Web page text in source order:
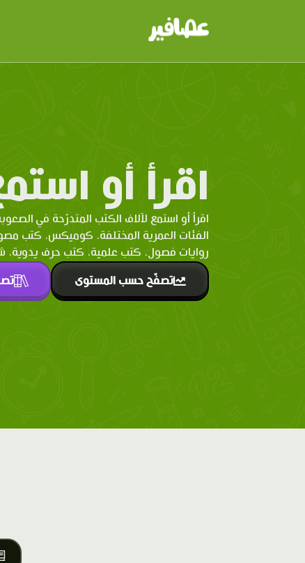
اقرأ أو
اقرأ أو استمع لآلاف الكتب المتدرّحة في
الفئات العمرية المختلفة. كوميكس، كتب
روايات فصول، كتب علمية، كتب حرف يدوية،
تصفّح حسب المستوى